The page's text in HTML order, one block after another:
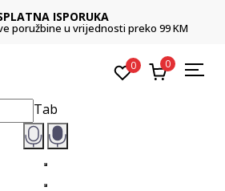
ISPORUKA
poružbine u vrijednosti preko 99 KM
0 0
Tab